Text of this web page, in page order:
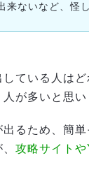
ないなど、怪
ている人はど
が多いと思い
るため、簡単
攻略サイト